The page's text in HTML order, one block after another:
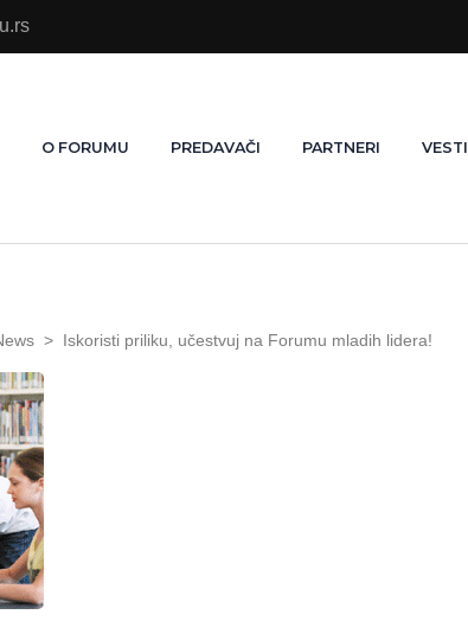
O FORUMU PREDAVAČI PARTNERI VESTI
> Iskoristi priliku, učestvuj na Forumu mladih lidera!